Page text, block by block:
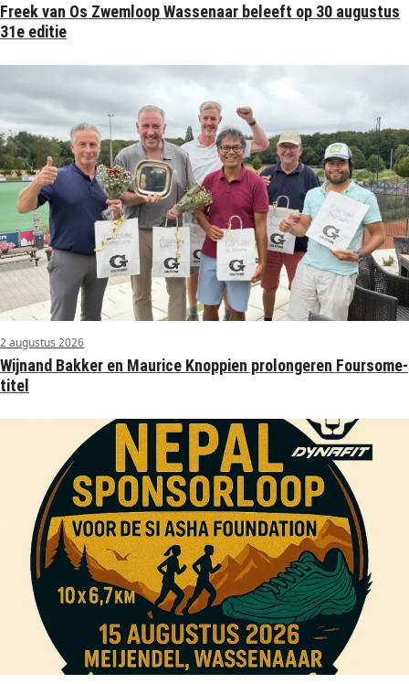
Freek van Os Zwemloop Wassenaar beleeft op 30 augustus
31e editie
2 augustus 2026
Wijnand Bakker en Maurice Knoppien prolongeren Foursome-
titel